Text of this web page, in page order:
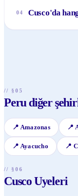
veya Poroy'a
04 Cusco'da
// §05
Peru diğer
📍 Amazonas 📍
📍 Ayacucho 📍
// §06
Cusco Uyeleri